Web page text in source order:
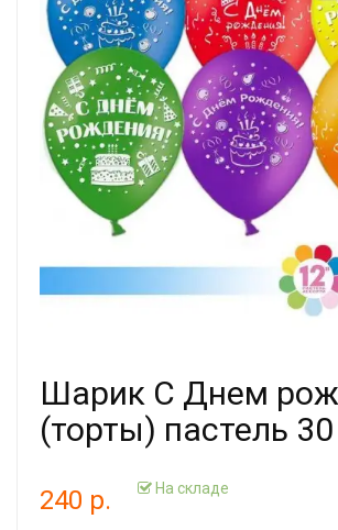
Шарик С Днем
(торты) пастель
240 р. На складе